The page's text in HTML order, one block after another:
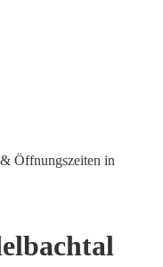
Öffnungszeiten in